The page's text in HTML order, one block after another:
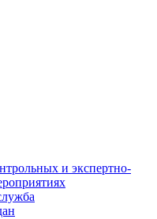
и экспертно-